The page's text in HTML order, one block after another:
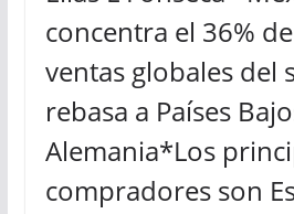
concentra el 36%
ventas globales del
rebasa a Países
Alemania*Los
compradores son